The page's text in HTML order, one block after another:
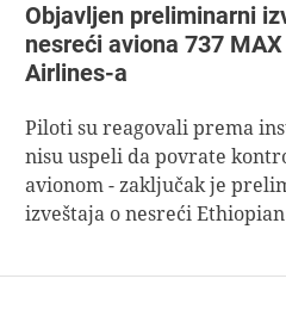
Objavljen preliminarni
nesreći aviona 737
Airlines-a
Piloti su reagovali prema
nisu uspeli da povrate
avionom - zaključak je
izveštaja o nesreći